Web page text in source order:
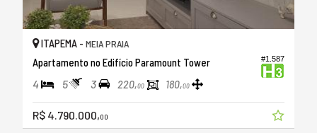
#1.587
ITAPEMA - MEIA PRAIA
Apartamento no Edifício Paramount Tower
4 5 3 220,00 180,00
R$ 4.790.000,00